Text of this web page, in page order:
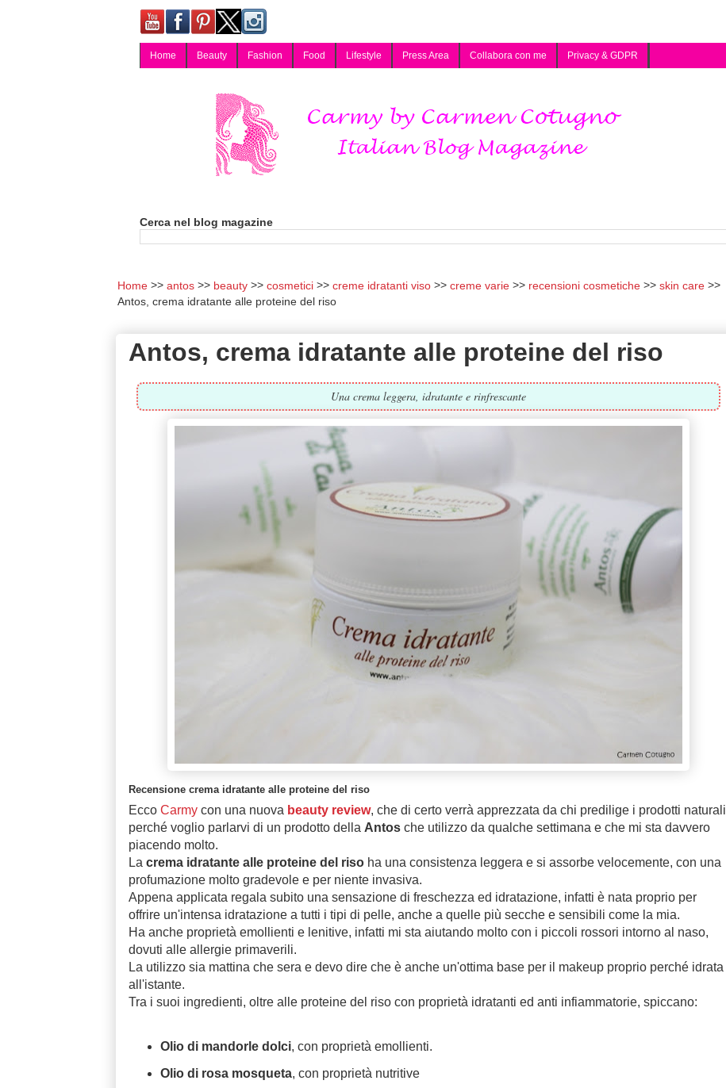
Home Beauty Fashion Food Lifestyle Press Area Collabora con me Privacy & GDPR
Cerca nel blog magazine
Home antos beauty cosmetici creme idratanti viso creme varie recensioni cosmetiche
skin care
Antos, crema idratante alle proteine del riso
Antos, crema idratante alle proteine del riso
Una crema leggera, idratante e rinfrescante
Recensione crema idratante alle proteine del riso
EccoCarmycon una nuova beauty review, che di certo verrà apprezzata da chi predilige i prodotti naturali
perché voglio parlarvi di un prodotto della Antosche utilizzo da qualche settimana e che mi sta davvero
piacendo molto.
La crema idratante alle proteine del risoha una consistenza leggera e si assorbe velocemente, con una
profumazione molto gradevole e per niente invasiva.
Appena applicata regala subito una sensazione di freschezza ed idratazione, infatti è nata proprio per
offrire un'intensa idratazione a tutti i tipi di pelle, anche a quelle più secche e sensibili come la mia.
Ha anche proprietà emollienti e lenitive, infatti mi sta aiutando molto con i piccoli rossori intorno al naso,
dovuti alle allergie primaverili.
La utilizzo sia mattina che sera e devo dire che è anche un'ottima base per il makeup proprio perché idrata
all'istante.
Tra i suoi ingredienti, oltre alle proteine del riso con proprietà idratanti ed anti infiammatorie, spiccano:
Olio di mandorle dolci, con proprietà emollienti.
Olio di rosa mosqueta, con proprietà nutritive